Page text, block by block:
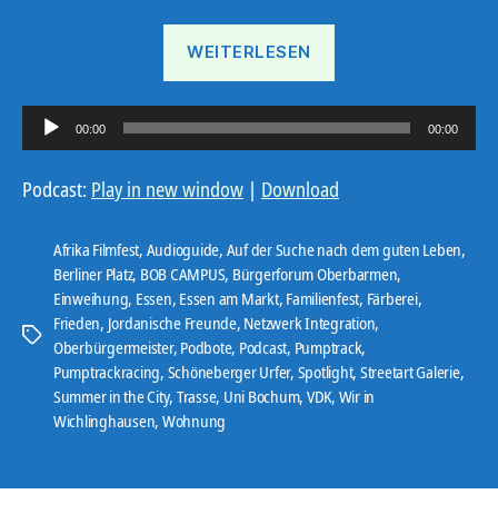
WEITERLESEN
u
d
l
00:00 00:00
Podcast: Play in new window | Download
Schlagwörter
Afrika Filmfest, Audioguide, Auf der Suche nach dem guten Leben,
Berliner Platz, BOB CAMPUS, Bürgerforum Oberbarmen,
Einweihung, Essen, Essen am Markt, Familienfest, Färberei,
Frieden, Jordanische Freunde, Netzwerk Integration,
Oberbürgermeister, Podbote, Podcast, Pumptrack,
Pumptrackracing, Schöneberger Urfer, Spotlight, Streetart Galerie,
Summer in the City, Trasse, Uni Bochum, VDK, Wir in
Wichlinghausen, Wohnung